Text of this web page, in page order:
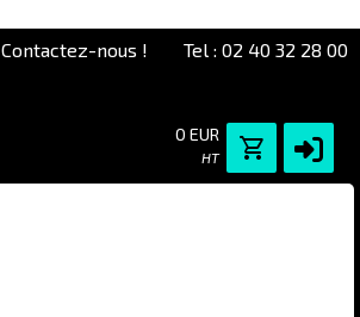
Tel : 02 40 32 28 00
Contactez-nous !
0 EUR
HT